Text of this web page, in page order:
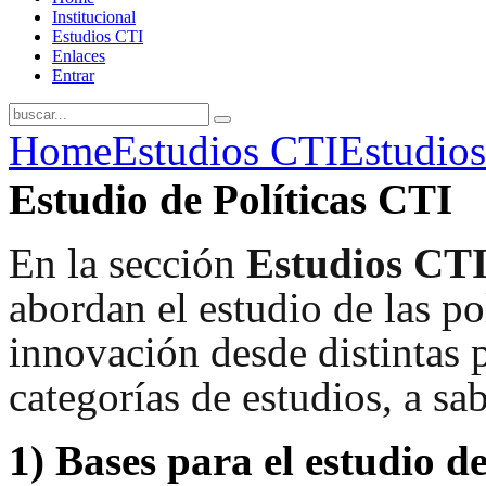
Institucional
Estudios CTI
Enlaces
Entrar
HomeEstudios CTI
Estudio de Políticas CTI
En la sección Estudios
abordan el estudio de las
innovación desde distintas
categorías de estudios, a
1) Bases para el estudio